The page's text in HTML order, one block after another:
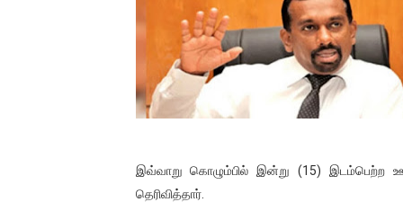
01/11/2021 Scotland ல்
பாலச்சந்திரன் மற்றும்
பிரிட்டனால் கடத்தப்படும்
கைது செய்யப்பட்ட இளைஞன்
இவ்வாறு கொழும்பில் இன்று (15) இடம்பெற்ற
தெரிவித்தார்.